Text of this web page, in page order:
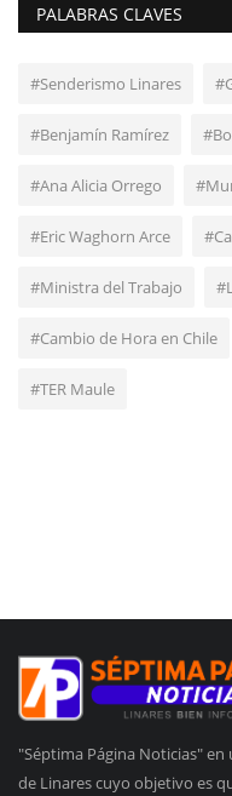
PALABRAS CLAVES
#Senderismo Linares
#Benjamín Ramírez
#Ana Alicia Orrego
#Eric Waghorn Arce
#Ministra del Trabajo
#Cambio de Hora en Chile
#TER Maule
"Séptima Página Noticias"
de Linares cuyo objetivo es